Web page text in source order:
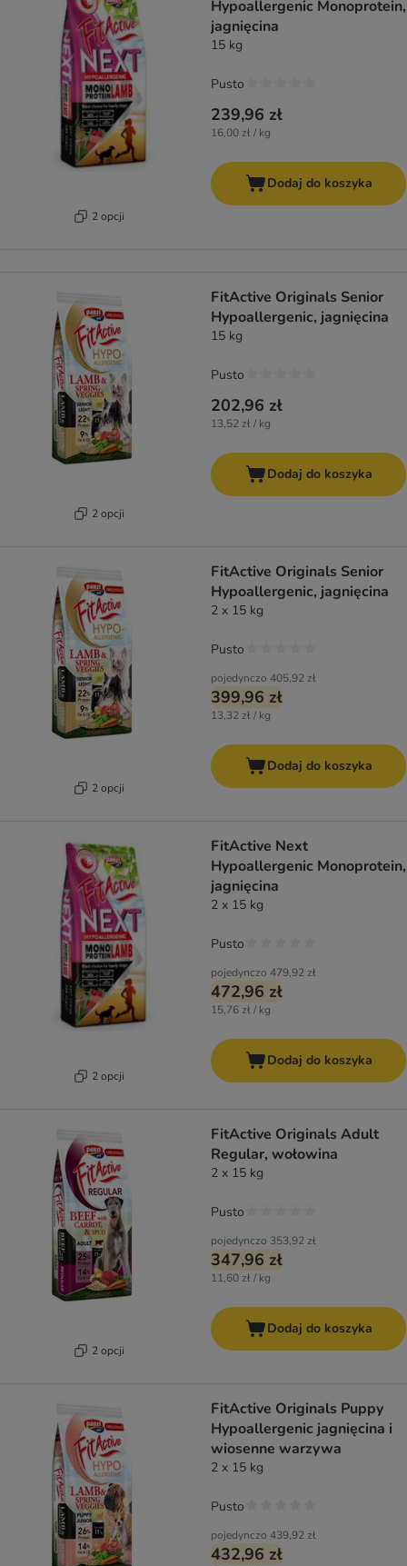
2 opcji
Hypoallergenic Monoprotein,
jagnięcina
15 kg
239,96 zł
16,00 zł / kg
Pusto
Dodaj do koszyka
2 opcji
FitActive Originals Senior
Hypoallergenic, jagnięcina
15 kg
202,96 zł
13,52 zł / kg
Pusto
Dodaj do koszyka
2 opcji
FitActive Originals Senior
Hypoallergenic, jagnięcina
2 x 15 kg
pojedynczo 405,92 zł
399,96 zł
13,32 zł / kg
Pusto
Dodaj do koszyka
2 opcji
FitActive Next
Hypoallergenic Monoprotein,
jagnięcina
2 x 15 kg
pojedynczo 479,92 zł
472,96 zł
15,76 zł / kg
Pusto
Dodaj do koszyka
2 opcji
FitActive Originals Adult
Regular, wołowina
2 x 15 kg
pojedynczo 353,92 zł
347,96 zł
11,60 zł / kg
Pusto
Dodaj do koszyka
FitActive Originals Puppy
Hypoallergenic jagnięcina i
wiosenne warzywa
2 x 15 kg
pojedynczo 439,92 zł
432,96 zł
Pusto